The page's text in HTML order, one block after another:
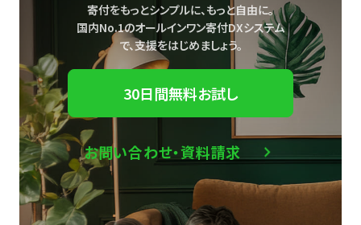
寄付をもっとシンプルに、もっと自由に。
国内No.1のオールインワン寄付DXシステム
で、支援をはじめましょう。
30日間無料お試し
お問い合わせ・資料請求